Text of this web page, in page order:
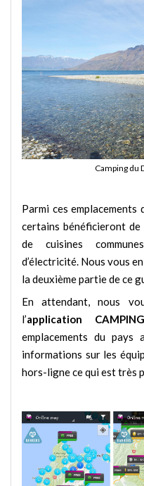
Camping du
Parmi ces
certains bénéficieront
de cuisines
d’électricité. Nous vous
la deuxième partie de ce
En attendant, nous
l’application
emplacements du
informations sur les
hors-ligne ce qui est très